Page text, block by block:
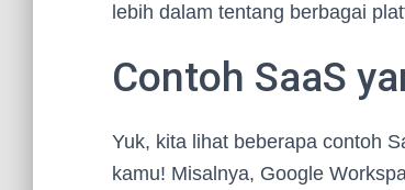
lebih dalam tentang berbagai
Contoh SaaS
Yuk, kita lihat beberapa contoh
kamu! Misalnya, Google